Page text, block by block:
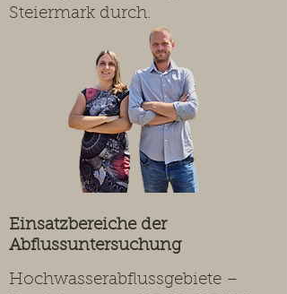
Einsatzbereiche der
Abflussuntersuchung
Hochwasserabflussgebiete –
Steiermark durch.